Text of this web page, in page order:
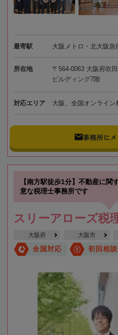
最寄駅 大阪メトロ・北大阪
所在地
〒564-0063 大阪府吹
ビルディング7階
対応エリア 大阪、全国オンライン
事務所に
【南方駅徒歩1分】不動産に関
意な税理士事務所です
スリーアローズ税
大阪府 大阪市
全国対応 初回相